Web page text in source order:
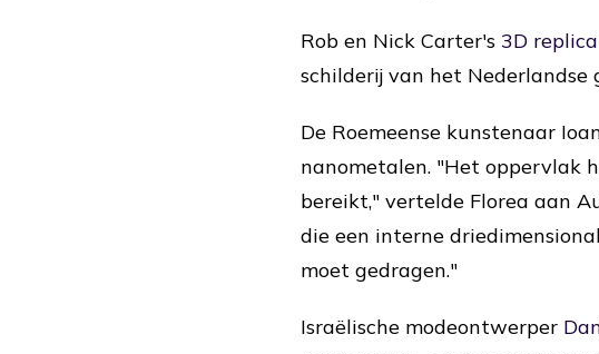
Rob en Nick Carter's 3D
schilderij van het
De Roemeense kunstenaar
nanometalen. "Het oppervlak
bereikt," vertelde Florea aan
die een interne
moet gedragen."
Israëlische modeontwerper